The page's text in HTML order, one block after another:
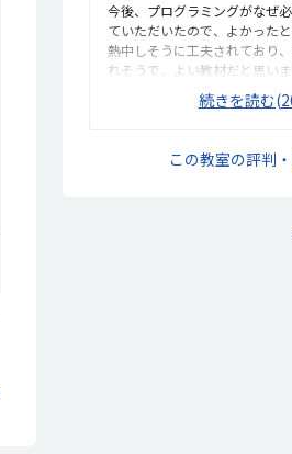
今後、プログラミングがなぜ
ていただいたので、よかった
熱中しそうに工夫されており
れそうで、よい教材だと思い
し近ければと思いましたが、
ので、歩いて行かせようと思
いやすく、設備面でもよいと
グラミング教室と同等くらい
続きを読む
この教室の評判